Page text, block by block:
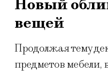
Новый
вещей
Продолжая тему
предметов